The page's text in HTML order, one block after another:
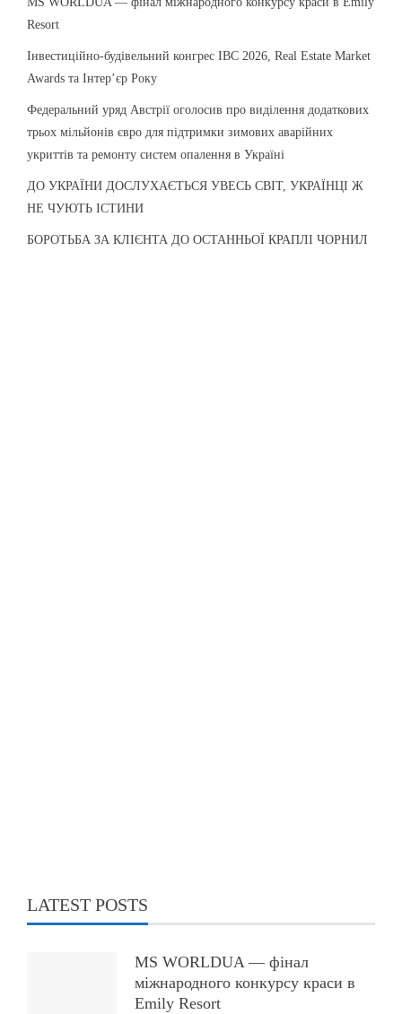
Resort
Інвестиційно-будівельний конгрес IBC 2026, Real Estate Market
Awards та Інтер’єр Року
Федеральний уряд Австрії оголосив про виділення додаткових
трьох мільйонів євро для підтримки зимових аварійних
укриттів та ремонту систем опалення в Україні
ДО УКРАЇНИ ДОСЛУХАЄТЬСЯ УВЕСЬ СВІТ, УКРАЇНЦІ Ж
НЕ ЧУЮТЬ ІСТИНИ
БОРОТЬБА ЗА КЛІЄНТА ДО ОСТАННЬОЇ КРАПЛІ ЧОРНИЛ
LATEST POSTS
MS WORLDUA — фінал
міжнародного конкурсу краси в
Emily Resort